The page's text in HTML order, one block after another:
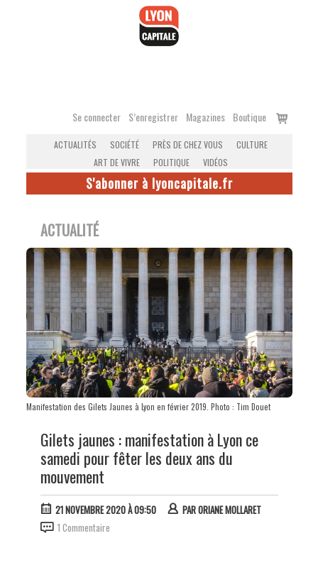
Se connecter S’enregistrer Magazines Boutique
Voir
ACTUALITÉS SOCIÉTÉ PRÈS DE CHEZ VOUS
CULTURE
ART DE VIVRE
POLITIQUE VIDÉOS
S'abonner à lyoncapitale.fr
ACTUALITÉ
Manifestation des Gilets Jaunes à Lyon en février 2019. Photo : Tim Douet
Gilets jaunes : manifestation à Lyon ce
samedi pour fêter les deux ans du
mouvement
21 NOVEMBRE 2020 À 09:50 PARORIANE MOLLARET
1 Commentaire